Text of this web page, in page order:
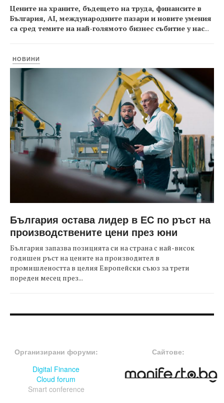
Цените на храните, бъдещето на труда, финансите в
България, AI, международните пазари и новите умения
са сред темите на най-голямото бизнес събитие у нас...
НОВИНИ
България остава лидер в ЕС по ръст на
производствените цени през юни
България запазва позицията си на страна с най-висок
годишен ръст на цените на производител в
промишлеността в целия Европейски съюз за трети
пореден месец през...
Организирани форуми:
Digital Finance
Cloud forum
Smart conference
Сайтове: